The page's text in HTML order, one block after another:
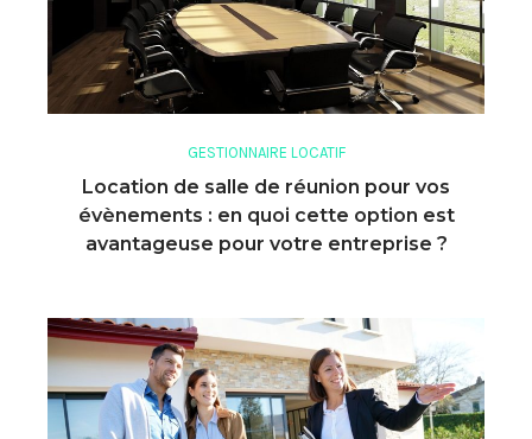
GESTIONNAIRE LOCATIF
Location de salle de réunion pour vos
évènements : en quoi cette option est
avantageuse pour votre entreprise ?